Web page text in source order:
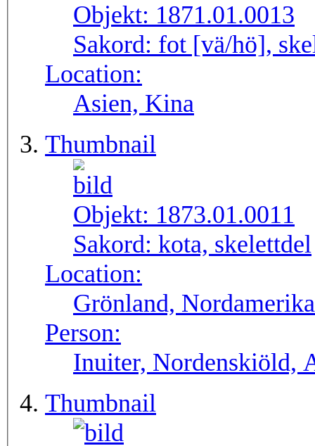
Objekt: 1871.01.0013
Sakord: fot [vä/hö],
Location:
Asien, Kina
Thumbnail
Objekt: 1873.01.0011
Sakord: kota, skelettdel
Location:
Grönland, Nordamerika
Person:
Inuiter, Nordenskiöld,
Thumbnail